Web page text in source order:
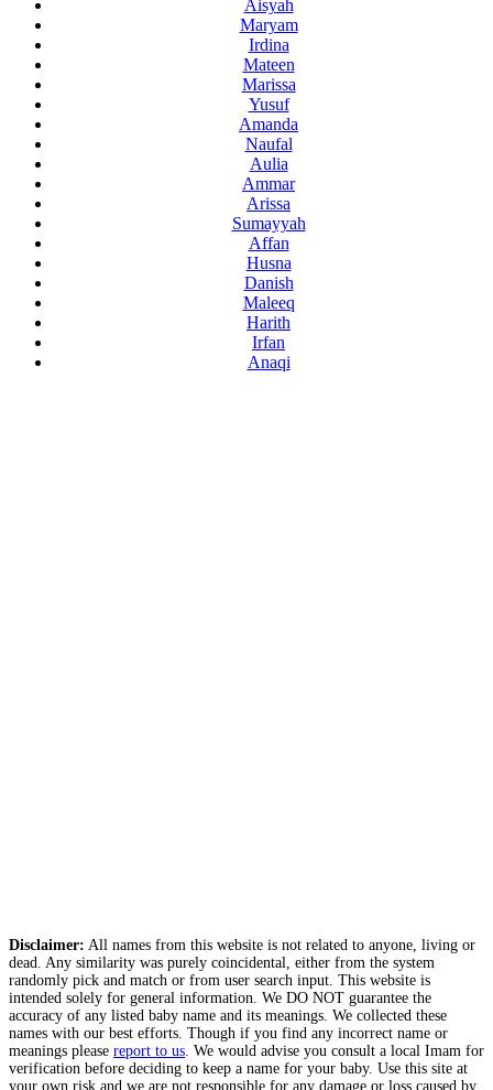
Aisyah
Maryam
Irdina
Mateen
Marissa
Yusuf
Amanda
Naufal
Aulia
Ammar
Arissa
Sumayyah
Affan
Husna
Danish
Maleeq
Harith
Irfan
Anaqi
Disclaimer: All names from this website is not related to anyone, living or
dead. Any similarity was purely coincidental, either from the system
randomly pick and match or from user search input. This website is
intended solely for general information. We DO NOT guarantee the
accuracy of any listed baby name and its meanings. We collected these
names with our best efforts. Though if you find any incorrect name or
meanings please report to us . We would advise you consult a local Imam for
verification before deciding to keep a name for your baby. Use this site at
your own risk and we are not responsible for any damage or loss caused by